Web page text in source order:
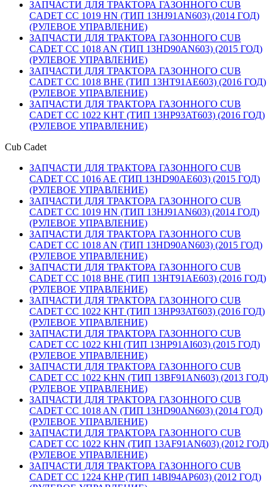
ЗАПЧАСТИ ДЛЯ ТРАКТОРА ГАЗОННОГО CUB
CADET CC 1019 HN (ТИП 13HJ91AN603) (2014 ГОД)
(РУЛЕВОЕ УПРАВЛЕНИЕ)
ЗАПЧАСТИ ДЛЯ ТРАКТОРА ГАЗОННОГО CUB
CADET CC 1018 AN (ТИП 13HD90AN603) (2015 ГОД)
(РУЛЕВОЕ УПРАВЛЕНИЕ)
ЗАПЧАСТИ ДЛЯ ТРАКТОРА ГАЗОННОГО CUB
CADET CC 1018 BHE (ТИП 13HT91AE603) (2016 ГОД)
(РУЛЕВОЕ УПРАВЛЕНИЕ)
ЗАПЧАСТИ ДЛЯ ТРАКТОРА ГАЗОННОГО CUB
CADET CC 1022 KHT (ТИП 13HP93AT603) (2016 ГОД)
(РУЛЕВОЕ УПРАВЛЕНИЕ)
Cub Cadet
ЗАПЧАСТИ ДЛЯ ТРАКТОРА ГАЗОННОГО CUB
CADET CC 1016 AE (ТИП 13HD90AE603) (2015 ГОД)
(РУЛЕВОЕ УПРАВЛЕНИЕ)
ЗАПЧАСТИ ДЛЯ ТРАКТОРА ГАЗОННОГО CUB
CADET CC 1019 HN (ТИП 13HJ91AN603) (2014 ГОД)
(РУЛЕВОЕ УПРАВЛЕНИЕ)
ЗАПЧАСТИ ДЛЯ ТРАКТОРА ГАЗОННОГО CUB
CADET CC 1018 AN (ТИП 13HD90AN603) (2015 ГОД)
(РУЛЕВОЕ УПРАВЛЕНИЕ)
ЗАПЧАСТИ ДЛЯ ТРАКТОРА ГАЗОННОГО CUB
CADET CC 1018 BHE (ТИП 13HT91AE603) (2016 ГОД)
(РУЛЕВОЕ УПРАВЛЕНИЕ)
ЗАПЧАСТИ ДЛЯ ТРАКТОРА ГАЗОННОГО CUB
CADET CC 1022 KHT (ТИП 13HP93AT603) (2016 ГОД)
(РУЛЕВОЕ УПРАВЛЕНИЕ)
ЗАПЧАСТИ ДЛЯ ТРАКТОРА ГАЗОННОГО CUB
CADET CC 1022 KHI (ТИП 13HP91AI603) (2015 ГОД)
(РУЛЕВОЕ УПРАВЛЕНИЕ)
ЗАПЧАСТИ ДЛЯ ТРАКТОРА ГАЗОННОГО CUB
CADET CC 1022 KHN (ТИП 13BF91AN603) (2013 ГОД)
(РУЛЕВОЕ УПРАВЛЕНИЕ)
ЗАПЧАСТИ ДЛЯ ТРАКТОРА ГАЗОННОГО CUB
CADET CC 1018 AN (ТИП 13HD90AN603) (2014 ГОД)
(РУЛЕВОЕ УПРАВЛЕНИЕ)
ЗАПЧАСТИ ДЛЯ ТРАКТОРА ГАЗОННОГО CUB
CADET CC 1022 KHN (ТИП 13AF91AN603) (2012 ГОД)
(РУЛЕВОЕ УПРАВЛЕНИЕ)
ЗАПЧАСТИ ДЛЯ ТРАКТОРА ГАЗОННОГО CUB
CADET CC 1224 KHP (ТИП 14BI94AP603) (2012 ГОД)